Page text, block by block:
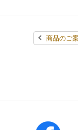
商品のご